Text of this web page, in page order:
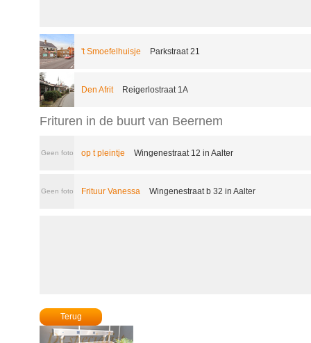
't Smoefelhuisje Parkstraat 21
Den Afrit Reigerlostraat 1A
Frituren in de buurt van Beernem
Geen foto op t pleintje Wingenestraat 12 in Aalter
Geen foto Frituur Vanessa Wingenestraat b 32 in Aalter
Terug